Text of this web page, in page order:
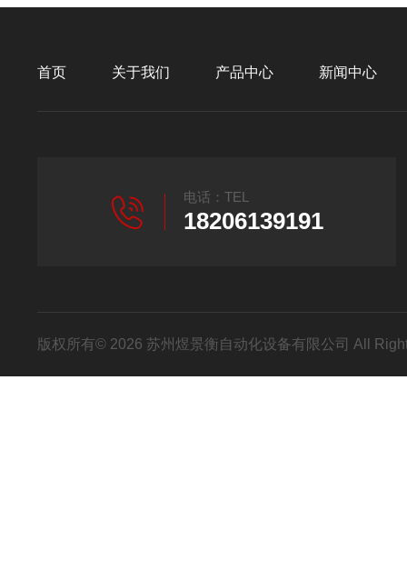
首页 关于我们 产品中心 新闻中心
电话：TEL
18206139191
版权所有© 2026 苏州煜景衡自动化设备有限公司 All